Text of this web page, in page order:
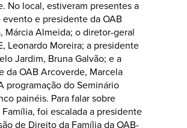
No local, estiveram presentes a
evento e presidente da OAB
Márcia Almeida; o diretor-geral
Leonardo Moreira; a presidente
Jardim, Bruna Galvão; e a
da OAB Arcoverde, Marcela
programação do Seminário
painéis. Para falar sobre
foi escalada a presidente
de Direito da Família da OAB-